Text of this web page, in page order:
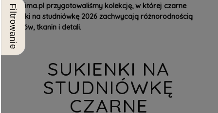
Filtrowanie
W Besima.pl przygotowaliśmy kolekcję, w której czarne
sukienki na studniówkę 2026 zachwycają różnorodnością
fasonów, tkanin i detali.
SUKIENKI NA
STUDNIÓWKĘ
CZARNE